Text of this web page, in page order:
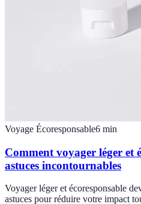
Voyage Écoresponsable6 min
Comment voyager léger et
astuces incontournables
Voyager léger et écoresponsable
astuces pour réduire votre impact